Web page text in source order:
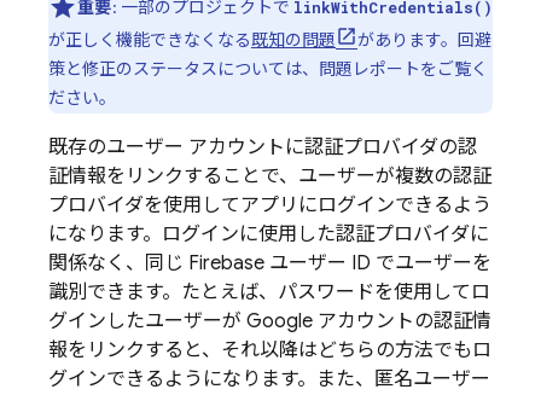
重要: 一部のプロジェクトで linkWithCredentials()
が正しく機能できなくなる既知の問題
があります。回避
策と修正のステータスについては、問題レポートをご覧く
ださい。
既存のユーザー アカウントに認証プロバイダの認
証情報をリンクすることで、ユーザーが複数の認証
プロバイダを使用してアプリにログインできるよう
になります。ログインに使用した認証プロバイダに
関係なく、同じ Firebase ユーザー ID でユーザーを
識別できます。たとえば、パスワードを使用してロ
グインしたユーザーが Google アカウントの認証情
報をリンクすると、それ以降はどちらの方法でもロ
グインできるようになります。また、匿名ユーザー